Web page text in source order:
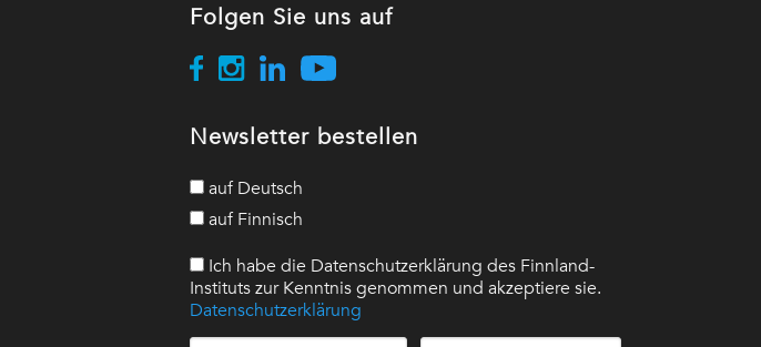
Folgen Sie uns auf
Newsletter bestellen
auf Deutsch
auf Finnisch
Ich habe die Datenschutzerklärung des Finnland-
Instituts zur Kenntnis genommen und akzeptiere sie.
Datenschutzerklärung